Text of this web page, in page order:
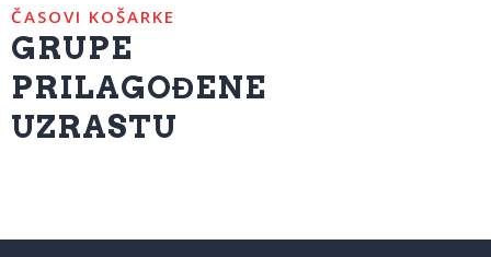
ČASOVI KOŠARKE
GRUPE
PRILAGOĐENE
UZRASTU